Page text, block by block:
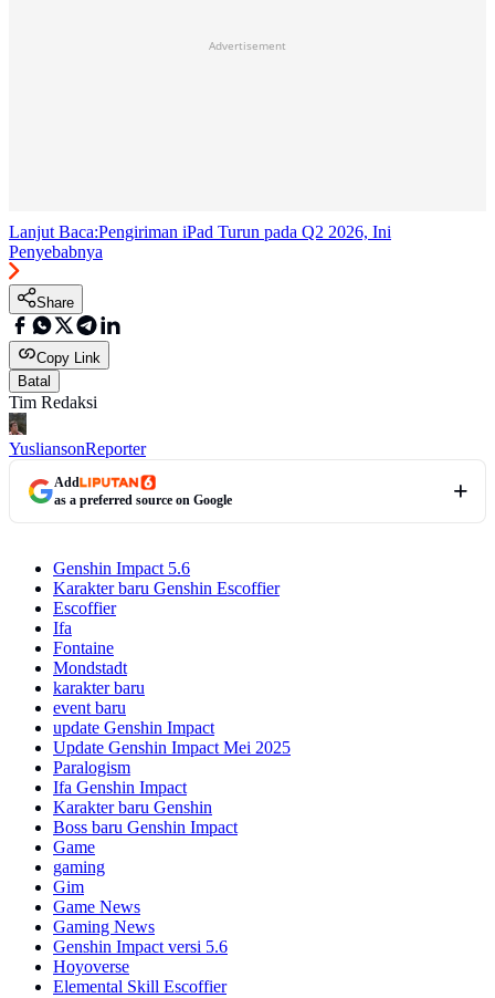
Advertisement
Lanjut Baca:Pengiriman iPad Turun pada Q2 2026, Ini
Penyebabnya
Share
Copy Link
Batal
Tim Redaksi
YusliansonReporter
Add
as a preferred source on Google
Genshin Impact 5.6
Karakter baru Genshin Escoffier
Escoffier
Ifa
Fontaine
Mondstadt
karakter baru
event baru
update Genshin Impact
Update Genshin Impact Mei 2025
Paralogism
Ifa Genshin Impact
Karakter baru Genshin
Boss baru Genshin Impact
Game
gaming
Gim
Game News
Gaming News
Genshin Impact versi 5.6
Hoyoverse
Elemental Skill Escoffier